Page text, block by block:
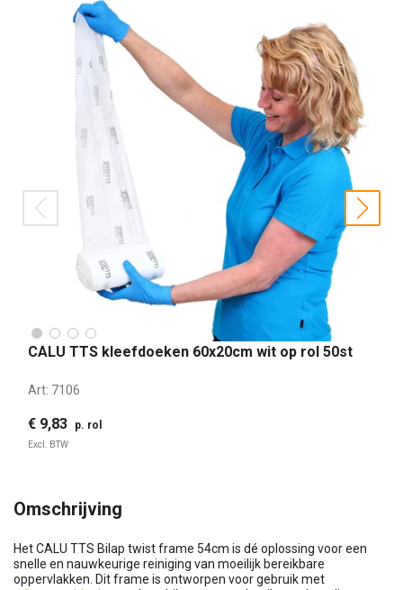
CALU TTS kleefdoeken 60x20cm wit op rol 50st
Art: 7106
€ 9,83 p. rol
Excl. BTW
prev next
Omschrijving
Het CALU TTS Bilap twist frame 54cm is dé oplossing voor een
snelle en nauwkeurige reiniging van moeilijk bereikbare
oppervlakken. Dit frame is ontworpen voor gebruik met